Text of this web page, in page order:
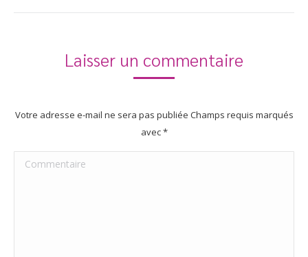
Laisser un commentaire
Votre adresse e-mail ne sera pas publiée Champs requis marqués
avec*
Commentaire